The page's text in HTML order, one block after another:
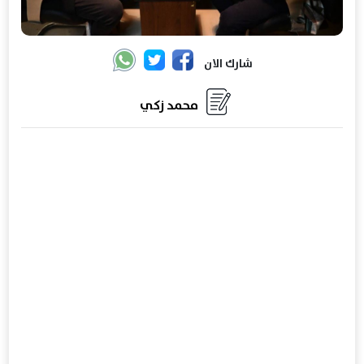
شارك الان
محمد زكي